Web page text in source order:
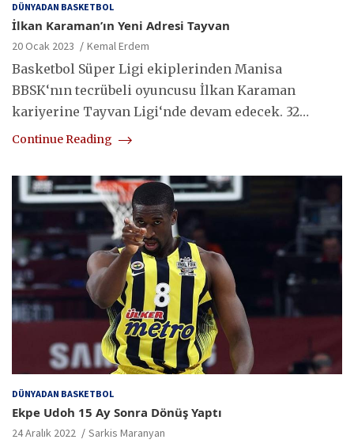
DÜNYADAN BASKETBOL
İlkan Karaman’ın Yeni Adresi Tayvan
20 Ocak 2023 Kemal Erdem
Basketbol Süper Ligi ekiplerinden Manisa
BBSK‘nın tecrübeli oyuncusu İlkan Karaman
kariyerine Tayvan Ligi‘nde devam edecek. 32…
Continue Reading
DÜNYADAN BASKETBOL
Ekpe Udoh 15 Ay Sonra Dönüş Yaptı
24 Aralık 2022 Sarkis Maranyan